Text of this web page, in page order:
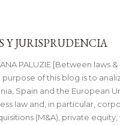
Y JURISPRUDENCIA
PALUZIE [Between laws &
of this blog is to
Spain and the European
law and, in particular,
(M&A), private